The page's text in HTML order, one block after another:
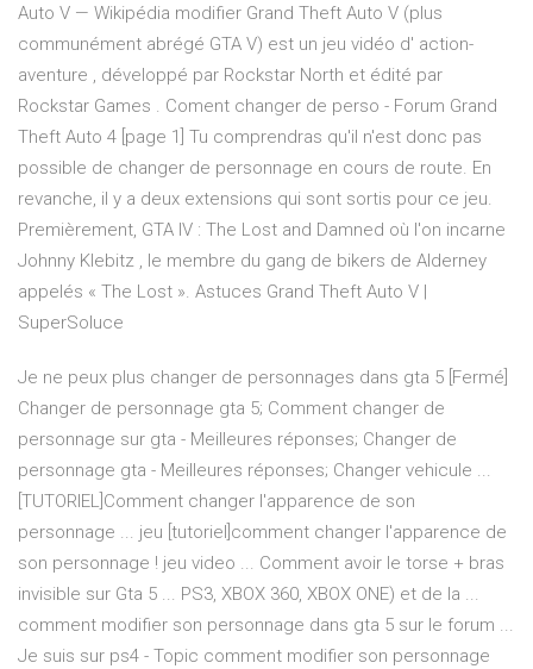
Auto V — Wikipédia modifier Grand Theft Auto V (plus
communément abrégé GTA V) est un jeu vidéo d' action-
aventure , développé par Rockstar North et édité par
Rockstar Games . Coment changer de perso - Forum Grand
Theft Auto 4 [page 1] Tu comprendras qu'il n'est donc pas
possible de changer de personnage en cours de route. En
revanche, il y a deux extensions qui sont sortis pour ce jeu.
Premièrement, GTA IV : The Lost and Damned où l'on incarne
Johnny Klebitz , le membre du gang de bikers de Alderney
appelés « The Lost ». Astuces Grand Theft Auto V |
SuperSoluce
Je ne peux plus changer de personnages dans gta 5 [Fermé]
Changer de personnage gta 5; Comment changer de
personnage sur gta - Meilleures réponses; Changer de
personnage gta - Meilleures réponses; Changer vehicule ...
[TUTORIEL]Comment changer l'apparence de son
personnage ... jeu [tutoriel]comment changer l'apparence de
son personnage ! jeu video ... Comment avoir le torse + bras
invisible sur Gta 5 ... PS3, XBOX 360, XBOX ONE) et de la ...
comment modifier son personnage dans gta 5 sur le forum ...
Je suis sur ps4 - Topic comment modifier son personnage